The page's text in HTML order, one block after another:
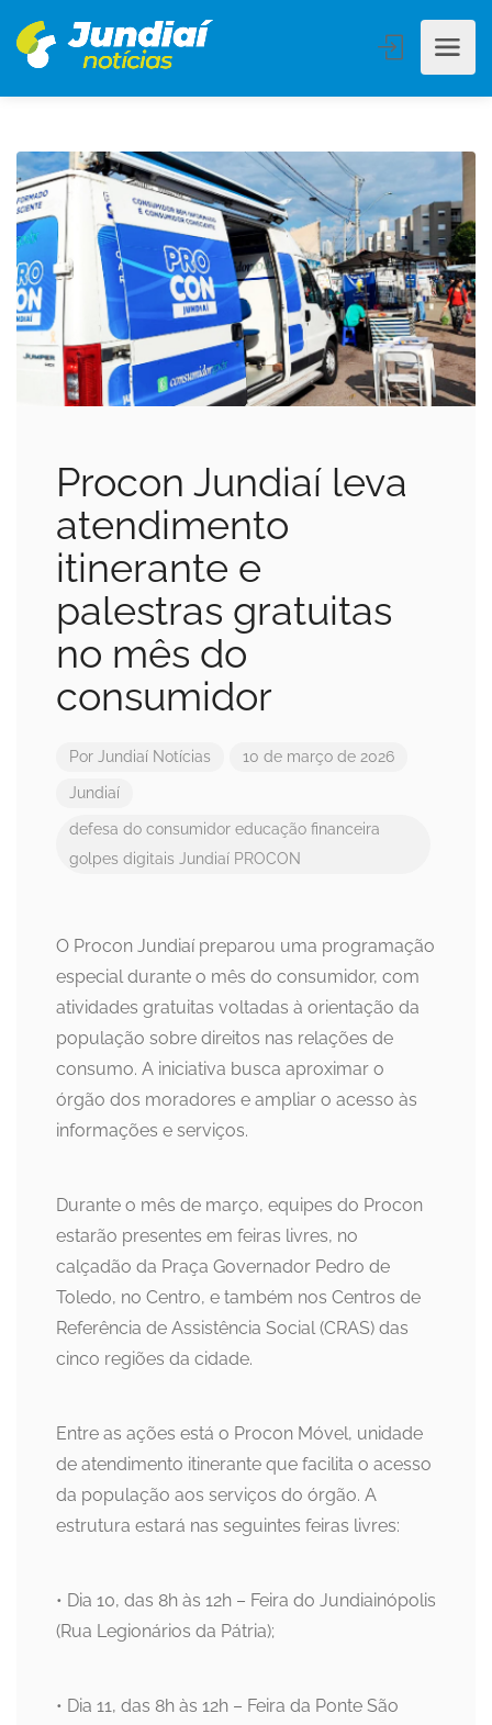
Procon Jundiaí leva
atendimento
itinerante e
palestras gratuitas
no mês do
consumidor
Por Jundiaí Notícias 10 de março de 2026
Jundiaí
defesa do consumidor educação financeira
golpes digitais Jundiaí PROCON
O Procon Jundiaí preparou uma programação
especial durante o mês do consumidor, com
atividades gratuitas voltadas à orientação da
população sobre direitos nas relações de
consumo. A iniciativa busca aproximar o
órgão dos moradores e ampliar o acesso às
informações e serviços.
Durante o mês de março, equipes do Procon
estarão presentes em feiras livres, no
calçadão da Praça Governador Pedro de
Toledo, no Centro, e também nos Centros de
Referência de Assistência Social (CRAS) das
cinco regiões da cidade.
Entre as ações está o Procon Móvel, unidade
de atendimento itinerante que facilita o acesso
da população aos serviços do órgão. A
estrutura estará nas seguintes feiras livres:
• Dia 10, das 8h às 12h – Feira do Jundiainópolis
(Rua Legionários da Pátria);
• Dia 11, das 8h às 12h – Feira da Ponte São